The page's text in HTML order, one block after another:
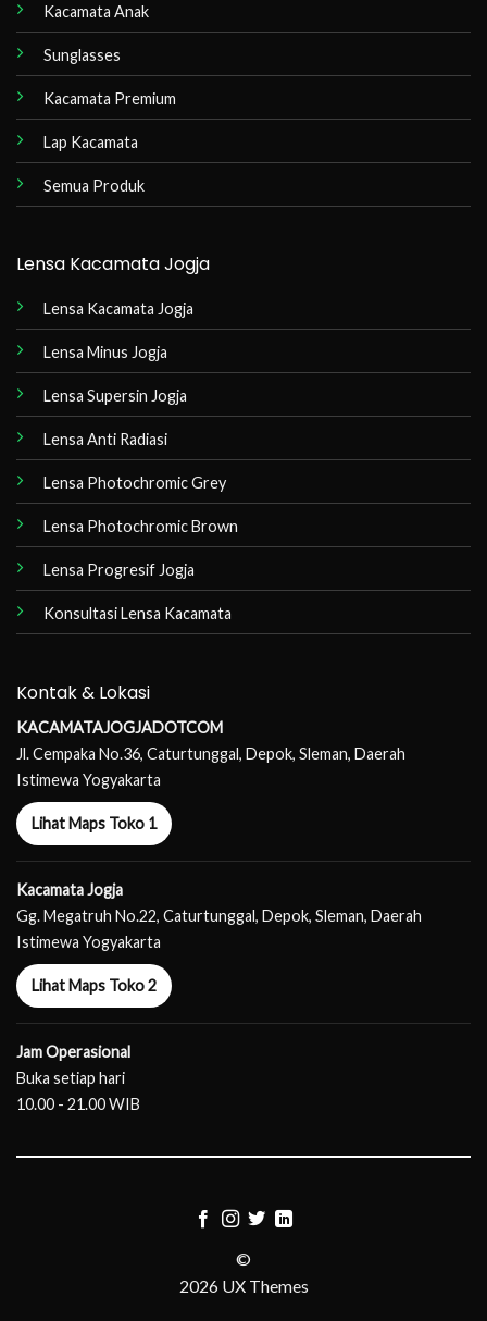
Kacamata Anak
Sunglasses
Kacamata Premium
Lap Kacamata
Semua Produk
Lensa Kacamata Jogja
Lensa Kacamata Jogja
Lensa Minus Jogja
Lensa Supersin Jogja
Lensa Anti Radiasi
Lensa Photochromic Grey
Lensa Photochromic Brown
Lensa Progresif Jogja
Konsultasi Lensa Kacamata
Kontak & Lokasi
KACAMATAJOGJADOTCOM
Jl. Cempaka No.36, Caturtunggal, Depok, Sleman, Daerah
Istimewa Yogyakarta
Lihat Maps Toko 1
Kacamata Jogja
Gg. Megatruh No.22, Caturtunggal, Depok, Sleman, Daerah
Istimewa Yogyakarta
Lihat Maps Toko 2
Jam Operasional
Buka setiap hari
10.00 - 21.00 WIB
©
2026 UX Themes